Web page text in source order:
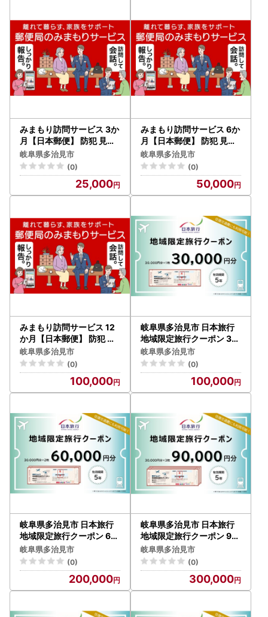
〒507-8703
岐阜県多治見市日ノ出町2丁目15番地
多治見市役所 商工観光課 ふるさと納税担当 宛
※封筒に『ワンストップ特例申請書 在中』のご記入をお願い
します。
寄附翌年1月10日必着
※重要【転送サービスの有料化】について
ーーーーーーーーーーーーーーーーーーーーー
荷物の送り状に記載された住所以外にお届け先を変更（転
送）する場合
送り状記載のお届け先から変更後のお届け先までの運賃（定
価・着払い）を収受いたします。
お届け先が変更となる場合は、事前に当市へご連絡をお願い
いたします。
ーーーーーーーーーーーーーーーーーーーーーーーー
■多治見市ふるさと納税サポート室
TEL：050-8885-0511
メール：tajimi@steamship.co.jp
【個人情報の取り扱いについて】
お寄せいただいた個人情報は、寄附金の受付、入金及び返礼
品発送に係る確認・連絡、各種お問い合わせ、寄附の使い道
で使用するものではありません。返礼品発送に関して、必要
最低限の範囲において返礼品取扱い事業者に通知します。
【ふるさと納税の対象となる地方団体の指定について】
多治見市は令和7年9月26日付総務大臣通知「ふるさと納税
の対象となる地方団体の指定について（通知）」にて、地方
の7第2項の規定に基づき、ふるさと納税の対象となる地方団
体として指定されました。
指定対象期間は、令和7年10月1日から令和8年9月30日まで
です。
みまもり訪問サービス 3か
月【日本郵便】 防犯 見守
り 郵便局 [TAV007]
岐阜県多治見市
(0)
25,000
みまもり訪問サービス 6か
月【日本郵便】 防犯 見守
り 郵便局 [TAV008]
岐阜県多治見市
(0)
50,000
みまもり訪問サービス 12
か月【日本郵便】 防犯 見
守り 郵便局 [TAV009]
岐阜県多治見市
(0)
100,000
岐阜県多治見市 日本旅行
地域限定旅行クーポン 30
，000円分[THE002]
岐阜県多治見市
(0)
100,000
岐阜県多治見市 日本旅行
地域限定旅行クーポン 60
，000円分[THE003]
岐阜県多治見市
(0)
200,000
岐阜県多治見市 日本旅行
地域限定旅行クーポン 90
，000円分[THE004]
岐阜県多治見市
(0)
300,000